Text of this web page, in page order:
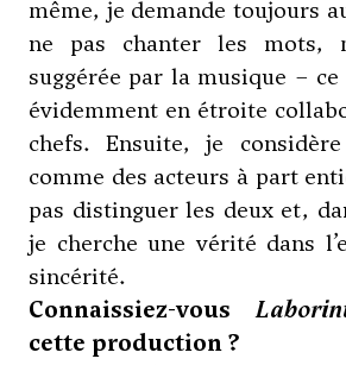
même, je demande toujours
ne pas chanter les mots,
suggérée par la musique –
évidemment en étroite
chefs. Ensuite, je
comme des acteurs à part
pas distinguer les deux et,
je cherche une vérité dans
sincérité.
Connaissiez-vous
cette production ?